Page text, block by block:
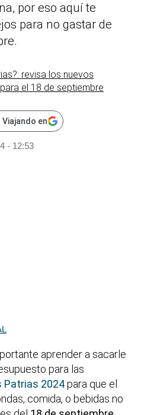
por eso aquí te
para no gastar de
revisa los nuevos
el 18 de septiembre
en
- 12:53
aprender a sacarle
para las
Patrias 2024para que el
comida, o bebidas no